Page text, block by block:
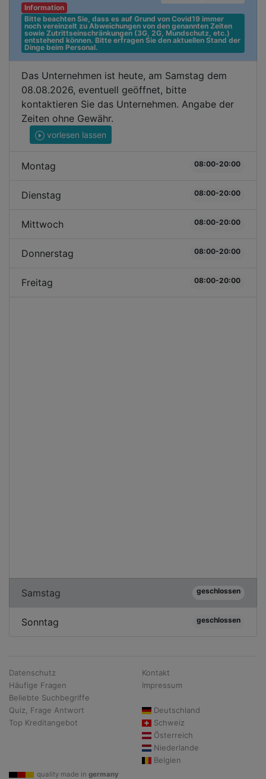
Information
Bitte beachten Sie, dass es auf Grund von Covid19 immer
noch vereinzelt zu Abweichungen von den genannten Zeiten
sowie Zutrittseinschränkungen (3G, 2G, Mundschutz, etc.)
entstehend können. Bitte erfragen Sie den aktuellen Stand der
Dinge beim Personal.
Das Unternehmen ist heute, am Samstag dem
08.08.2026, eventuell geöffnet, bitte
kontaktieren Sie das Unternehmen. Angabe der
Zeiten ohne Gewähr.
vorlesen lassen
Montag 08:00-20:00
Dienstag 08:00-20:00
Mittwoch 08:00-20:00
Donnerstag 08:00-20:00
Freitag 08:00-20:00
Samstag geschlossen
Sonntag geschlossen
Datenschutz
Häufige Fragen
Beliebte Suchbegriffe
Quiz, Frage Antwort
Top Kreditangebot
Kontakt
Impressum
Deutschland
Schweiz
Österreich
Niederlande
Belgien
quality made in germany